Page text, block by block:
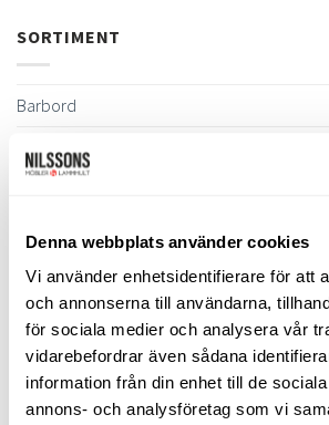
Denna webbplats använder cookies
Vi använder enhetsidentifierare för att
och annonserna till användarna,
för sociala medier och analysera vår
vidarebefordrar även sådana
information från din enhet till de
annons- och analysföretag som vi
SORTIMENT
Barbord
Barstolar & Barpallar
Bokhyllor
Byråer
Bäddsoffor
Bänkar & Pallar